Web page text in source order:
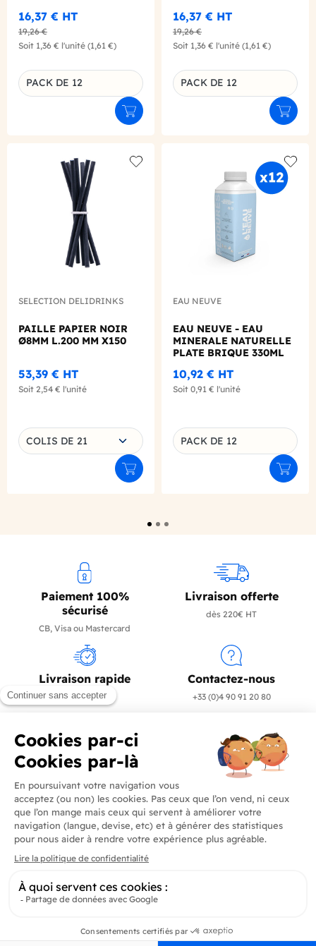
16,37 € HT
19,26 €
Soit 1,36 € l'unité (1,61 €)
Déclinaison du produit
PACK DE 12
Ajouter au panier
16,37 € HT
19,26 €
Soit 1,36 € l'unité (1,61 €)
Déclinaison du produit
PACK DE 12
SELECTION DELIDRINKS
PAILLE PAPIER NOIR
Ø8MM L.200 MM X150
53,39 € HT
Soit 2,54 € l'unité
Choisissez une déclinaison
COLIS DE 21
Ajouter au panier
Add
EAU NEUVE
EAU NEUVE - EAU
MINERALE NATURELLE
PLATE BRIQUE 330ML
10,92 € HT
Soit 0,91 € l'unité
Déclinaison du produit
PACK DE 12
Paiement 100%
sécurisé
CB, Visa ou Mastercard
Livraison offerte
dès 220€ HT
Livraison rapide
en 24/72h
Contactez-nous
+33 (0)4 90 91 20 80